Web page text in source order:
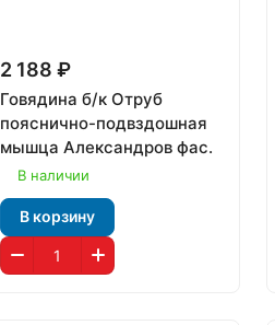
2 188 ₽
Говядина б/к Отруб
пояснично-подвздошная
мышца Александров фас.
В наличии
В корзину